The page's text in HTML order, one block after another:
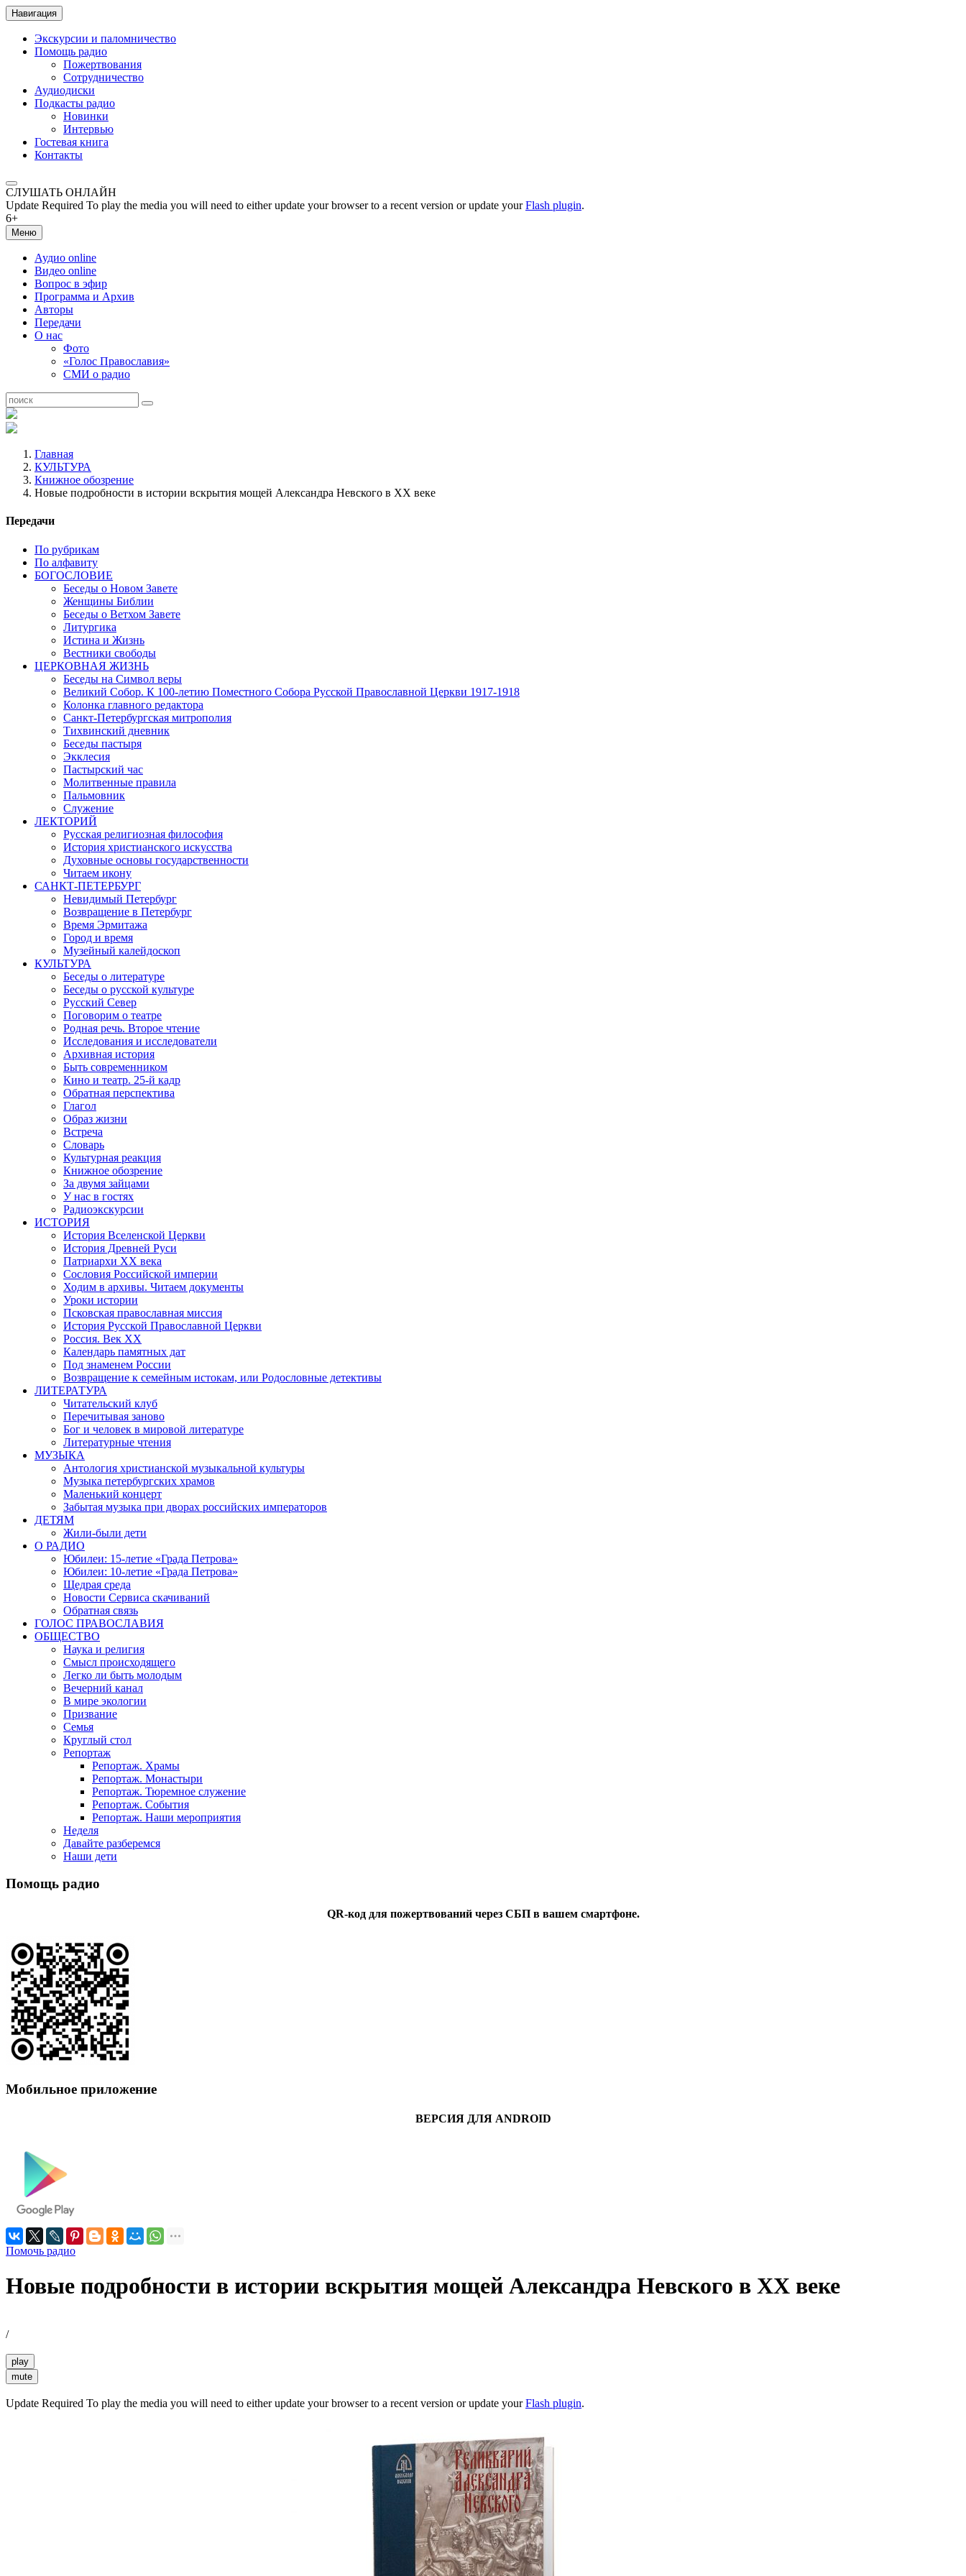
Навигация
Экскурсии и паломничество
Помощь радио
Пожертвования
Сотрудничество
Аудиодиски
Подкасты радио
Новинки
Интервью
Гостевая книга
Контакты
СЛУШАТЬ ОНЛАЙН
Update Required To play the media you will need to either update your browser to a recent version or update yourFlash plugin.
6+
Меню
Аудио online
Видео online
Вопрос в эфир
Программа и Архив
Авторы
Передачи
О нас
Фото
«Голос Православия»
СМИ о радио
Главная
КУЛЬТУРА
Книжное обозрение
Новые подробности в истории вскрытия мощей Александра Невского в XX веке
Передачи
По рубрикам
По алфавиту
БОГОСЛОВИЕ
Беседы о Новом Завете
Женщины Библии
Беседы о Ветхом Завете
Литургика
Истина и Жизнь
Вестники свободы
ЦЕРКОВНАЯ ЖИЗНЬ
Беседы на Символ веры
Великий Собор. К 100-летию Поместного Собора Русской Православной Церкви 1917-1918
Колонка главного редактора
Санкт-Петербургская митрополия
Тихвинский дневник
Беседы пастыря
Экклесия
Пастырский час
Молитвенные правила
Пальмовник
Служение
ЛЕКТОРИЙ
Русская религиозная философия
История христианского искусства
Духовные основы государственности
Читаем икону
САНКТ-ПЕТЕРБУРГ
Невидимый Петербург
Возвращение в Петербург
Время Эрмитажа
Город и время
Музейный калейдоскоп
КУЛЬТУРА
Беседы о литературе
Беседы о русской культуре
Русский Север
Поговорим о театре
Родная речь. Второе чтение
Исследования и исследователи
Архивная история
Быть современником
Кино и театр. 25-й кадр
Обратная перспектива
Глагол
Образ жизни
Встреча
Словарь
Культурная реакция
Книжное обозрение
За двумя зайцами
У нас в гостях
Радиоэкскурсии
ИСТОРИЯ
История Вселенской Церкви
История Древней Руси
Патриархи XX века
Сословия Российской империи
Ходим в архивы. Читаем документы
Уроки истории
Псковская православная миссия
История Русской Православной Церкви
Россия. Век ХХ
Календарь памятных дат
Под знаменем России
Возвращение к семейным истокам, или Родословные детективы
ЛИТЕРАТУРА
Читательский клуб
Перечитывая заново
Бог и человек в мировой литературе
Литературные чтения
МУЗЫКА
Антология христианской музыкальной культуры
Музыка петербургских храмов
Маленький концерт
Забытая музыка при дворах российских императоров
ДЕТЯМ
Жили-были дети
О РАДИО
Юбилеи: 15-летие «Града Петрова»
Юбилеи: 10-летие «Града Петрова»
Щедрая среда
Новости Сервиса скачиваний
Обратная связь
ГОЛОС ПРАВОСЛАВИЯ
ОБЩЕСТВО
Наука и религия
Смысл происходящего
Легко ли быть молодым
Вечерний канал
В мире экологии
Призвание
Семья
Круглый стол
Репортаж
Репортаж. Храмы
Репортаж. Монастыри
Репортаж. Тюремное служение
Репортаж. События
Репортаж. Наши мероприятия
Неделя
Давайте разберемся
Наши дети
Помощь радио
QR-код для пожертвований через СБП в вашем смартфоне.
Мобильное приложение
ВЕРСИЯ ДЛЯ ANDROID
Помочь радио
Новые подробности в истории вскрытия мощей Александра Невского в XX веке
/
play
mute
Update Required To play the media you will need to either update your browser to a recent version or update yourFlash plugin.